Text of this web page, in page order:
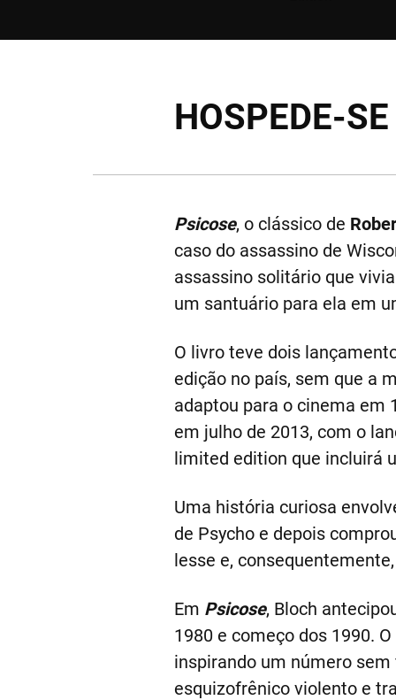
HOSPEDE-
Psicose, o clássico de
caso do assassino de
assassino solitário que
um santuário para ela em
O livro teve dois
edição no país, sem que a
adaptou para o cinema em
em julho de 2013, com o
limited edition que incluirá
Uma história curiosa
de Psycho e depois
lesse e,
Em Psicose, Bloch
1980 e começo dos 1990.
inspirando um número
esquizofrênico violento e